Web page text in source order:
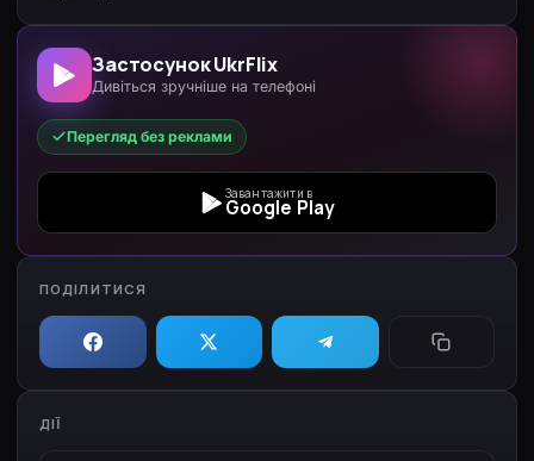
Застосунок UkrFlix
Дивіться зручніше на телефоні
Перегляд без реклами
Завантажити в
Google Play
ПОДІЛИТИСЯ
ДІЇ